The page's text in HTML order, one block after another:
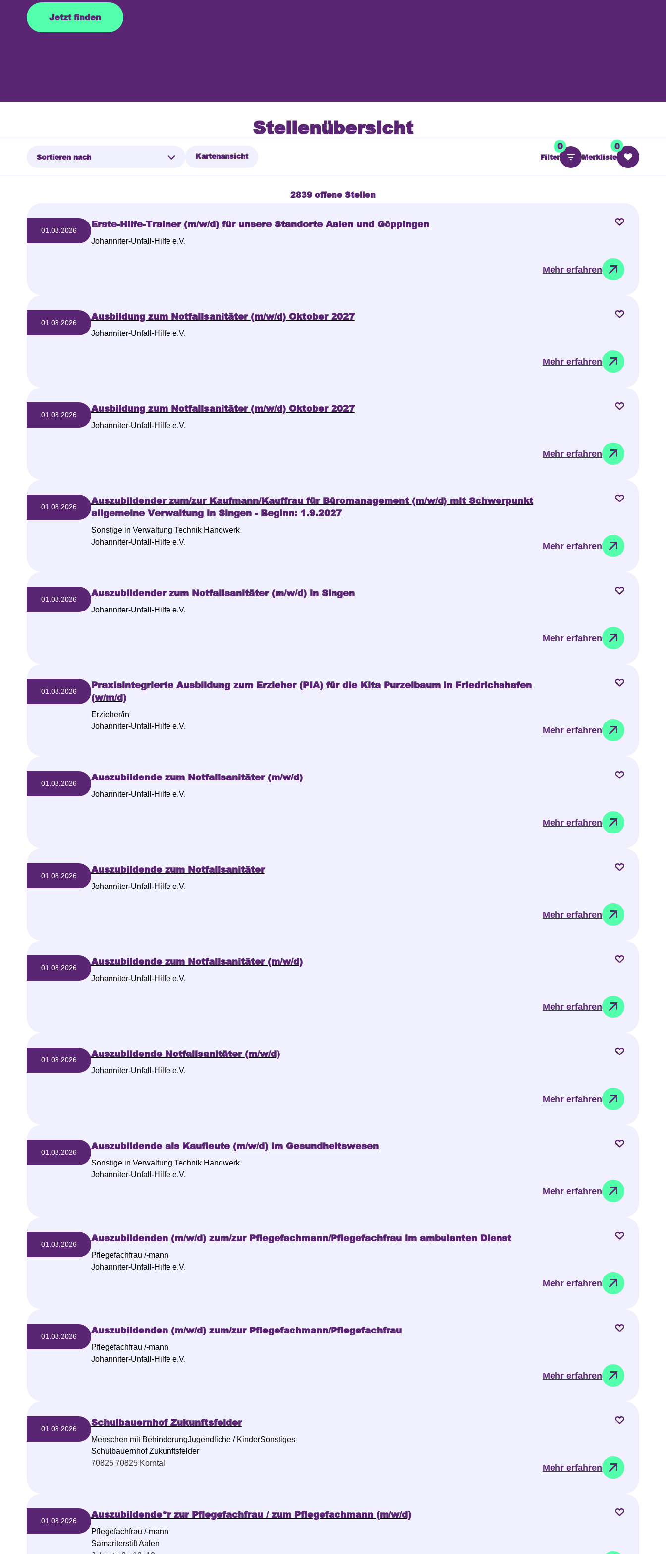
Jetzt finden
Stellenübersicht
Kartenansicht Filter
0
Merkliste
0
2839 offene Stellen
01.08.2026 Erste-Hilfe-Trainer (m/w/d) für unsere Standorte Aalen und Göppingen
Johanniter-Unfall-Hilfe e.V.
Mehr erfahren
01.08.2026 Ausbildung zum Notfallsanitäter (m/w/d) Oktober 2027
Johanniter-Unfall-Hilfe e.V.
Mehr erfahren
01.08.2026 Ausbildung zum Notfallsanitäter (m/w/d) Oktober 2027
Johanniter-Unfall-Hilfe e.V.
Mehr erfahren
01.08.2026
Auszubildender zum/zur Kaufmann/Kauffrau für Büromanagement (m/w/d) mit Schwerpunkt
allgemeine Verwaltung in Singen - Beginn: 1.9.2027
Sonstige in Verwaltung Technik Handwerk
Johanniter-Unfall-Hilfe e.V.
Mehr erfahren
01.08.2026 Auszubildender zum Notfallsanitäter (m/w/d) in Singen
Johanniter-Unfall-Hilfe e.V.
Mehr erfahren
01.08.2026
Praxisintegrierte Ausbildung zum Erzieher (PIA) für die Kita Purzelbaum in Friedrichshafen
(w/m/d)
Erzieher/in
Johanniter-Unfall-Hilfe e.V.
Mehr erfahren
01.08.2026 Auszubildende zum Notfallsanitäter (m/w/d)
Johanniter-Unfall-Hilfe e.V.
Mehr erfahren
01.08.2026 Auszubildende zum Notfallsanitäter
Johanniter-Unfall-Hilfe e.V.
Mehr erfahren
01.08.2026 Auszubildende zum Notfallsanitäter (m/w/d)
Johanniter-Unfall-Hilfe e.V.
Mehr erfahren
01.08.2026 Auszubildende Notfallsanitäter (m/w/d)
Johanniter-Unfall-Hilfe e.V.
Mehr erfahren
01.08.2026 Auszubildende als Kaufleute (m/w/d) im Gesundheitswesen
Sonstige in Verwaltung Technik Handwerk
Johanniter-Unfall-Hilfe e.V.
Mehr erfahren
01.08.2026 Auszubildenden (m/w/d) zum/zur Pflegefachmann/Pflegefachfrau im ambulanten Dienst
Pflegefachfrau /-mann
Johanniter-Unfall-Hilfe e.V.
Mehr erfahren
01.08.2026 Auszubildenden (m/w/d) zum/zur Pflegefachmann/Pflegefachfrau
Pflegefachfrau /-mann
Johanniter-Unfall-Hilfe e.V.
Mehr erfahren
01.08.2026 Schulbauernhof Zukunftsfelder
Menschen mit BehinderungJugendliche / KinderSonstiges
Schulbauernhof Zukunftsfelder
70825 70825 Korntal
Mehr erfahren
01.08.2026 Auszubildende*r zur Pflegefachfrau / zum Pflegefachmann (m/w/d)
Pflegefachfrau /-mann
Samariterstift Aalen